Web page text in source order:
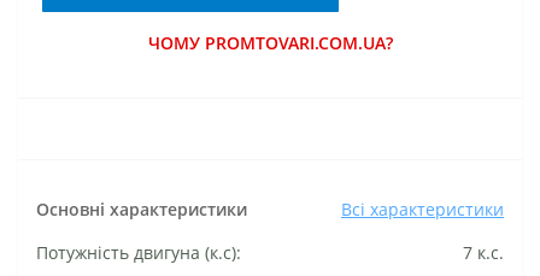
ЧОМУ PROMTOVARI.COM.UA?
Основні характеристики
Всі характеристики
Потужність двигуна (к.с):
7 к.с.